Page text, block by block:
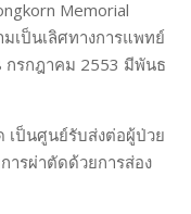
Memorial
เป็นเลิศทางการแพทย์
กรกฎาคม 2553 มีพันธ
เป็นศูนย์รับส่งต่อผู้ป่วย
ารผ่าตัดด้วยการส่อง